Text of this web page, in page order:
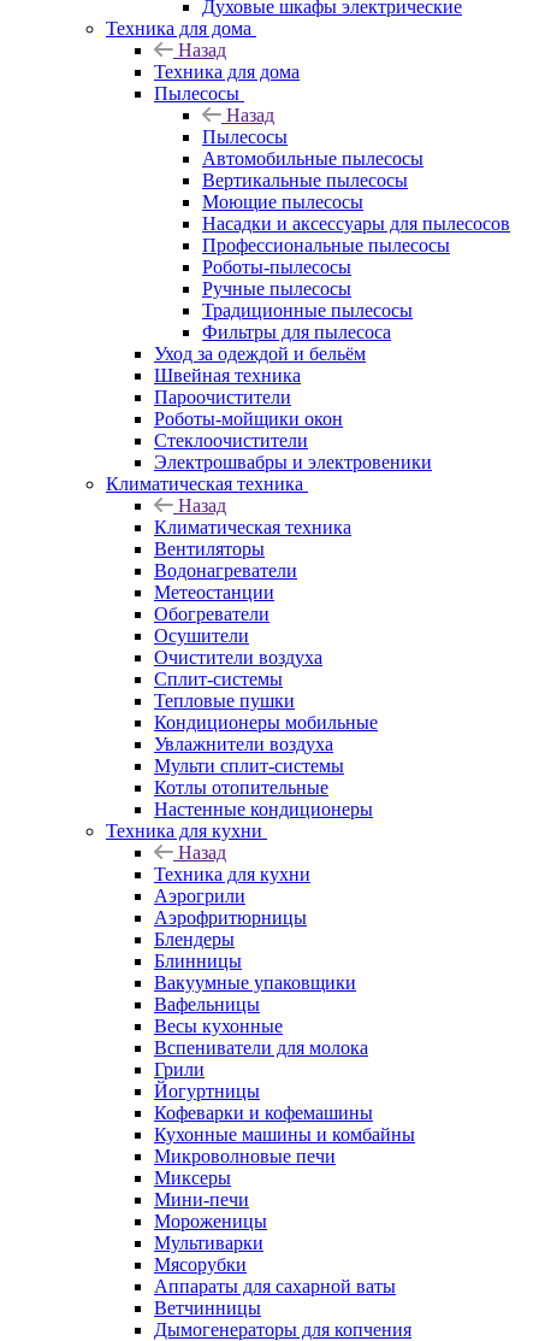
Духовые шкафы электрические
Техника для дома
Назад
Техника для дома
Пылесосы
Назад
Пылесосы
Автомобильные пылесосы
Вертикальные пылесосы
Моющие пылесосы
Насадки и аксессуары для пылесосов
Профессиональные пылесосы
Роботы-пылесосы
Ручные пылесосы
Традиционные пылесосы
Фильтры для пылесоса
Уход за одеждой и бельём
Швейная техника
Пароочистители
Роботы-мойщики окон
Стеклоочистители
Электрошвабры и электровеники
Климатическая техника
Назад
Климатическая техника
Вентиляторы
Водонагреватели
Метеостанции
Обогреватели
Осушители
Очистители воздуха
Сплит-системы
Тепловые пушки
Кондиционеры мобильные
Увлажнители воздуха
Мульти сплит-системы
Котлы отопительные
Настенные кондиционеры
Техника для кухни
Назад
Техника для кухни
Аэрогрили
Аэрофритюрницы
Блендеры
Блинницы
Вакуумные упаковщики
Вафельницы
Весы кухонные
Вспениватели для молока
Грили
Йогуртницы
Кофеварки и кофемашины
Кухонные машины и комбайны
Микроволновые печи
Миксеры
Мини-печи
Мороженицы
Мультиварки
Мясорубки
Аппараты для сахарной ваты
Ветчинницы
Дымогенераторы для копчения